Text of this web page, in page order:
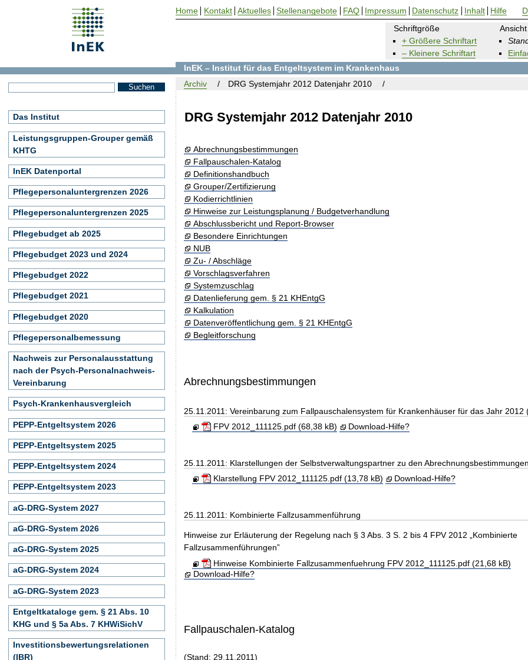
DRG Systemjahr 2012 Datenjahr 2010
Schriftgröße
+ Größere Schriftart
– Kleinere Schriftart
Ansicht
Abrechnungsbestimmungen
Fallpauschalen-Katalog
Definitionshandbuch
Grouper/Zertifizierung
Kodierrichtlinien
Hinweise zur Leistungsplanung / Budgetverhandlung
Abschlussbericht und Report-Browser
Besondere Einrichtungen
NUB
Zu- / Abschläge
Vorschlagsverfahren
Systemzuschlag
Datenlieferung gem. § 21 KHEntgG
Kalkulation
Datenveröffentlichung gem. § 21 KHEntgG
Begleitforschung
Abrechnungsbestimmungen
25.11.2011: Vereinbarung zum Fallpauschalensystem für Krankenhäuser für das Jahr 2012
FPV 2012_111125.pdf (68,38 kB)
Download-Hilfe?
25.11.2011: Klarstellungen der Selbstverwaltungspartner zu den
Klarstellung FPV 2012_111125.pdf (13,78 kB)
Download-Hilfe?
25.11.2011: Kombinierte Fallzusammenführung
Hinweise zur Erläuterung der Regelung nach § 3 Abs. 3 S. 2 bis 4 FPV 2012 „Kombinierte
Fallzusammenführungen”
Hinweise Kombinierte Fallzusammenfuehrung FPV 2012_111125.pdf (21,68 kB)
Download-Hilfe?
Fallpauschalen-Katalog
(Stand: 29.11.2011)
InEK – Institut für das Entgeltsystem im Krankenhaus
Archiv
DRG Systemjahr 2012 Datenjahr 2010
Das Institut
Leistungsgruppen-Grouper gemäß
KHTG
InEK Datenportal
Pflegepersonaluntergrenzen 2026
Pflegepersonaluntergrenzen 2025
Pflegebudget ab 2025
Pflegebudget 2023 und 2024
Pflegebudget 2022
Pflegebudget 2021
Pflegebudget 2020
Pflegepersonalbemessung
Nachweis zur Personalausstattung
nach der Psych-Personalnachweis-
Vereinbarung
Psych-Krankenhausvergleich
PEPP-Entgeltsystem 2026
PEPP-Entgeltsystem 2025
PEPP-Entgeltsystem 2024
PEPP-Entgeltsystem 2023
aG-DRG-System 2027
aG-DRG-System 2026
aG-DRG-System 2025
aG-DRG-System 2024
aG-DRG-System 2023
Entgeltkataloge gem. § 21 Abs. 10
KHG und § 5a Abs. 7 KHWiSichV
Investitionsbewertungsrelationen
(IBR)
Home Kontakt Aktuelles Stellenangebote FAQ Impressum Datenschutz Inhalt Hilfe